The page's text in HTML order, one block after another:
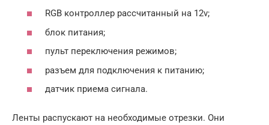
RGB контроллер рассчитанный на 12v;
блок питания;
пульт переключения режимов;
разъем для подключения к питанию;
датчик приема сигнала.
Ленты распускают на необходимые отрезки. Они